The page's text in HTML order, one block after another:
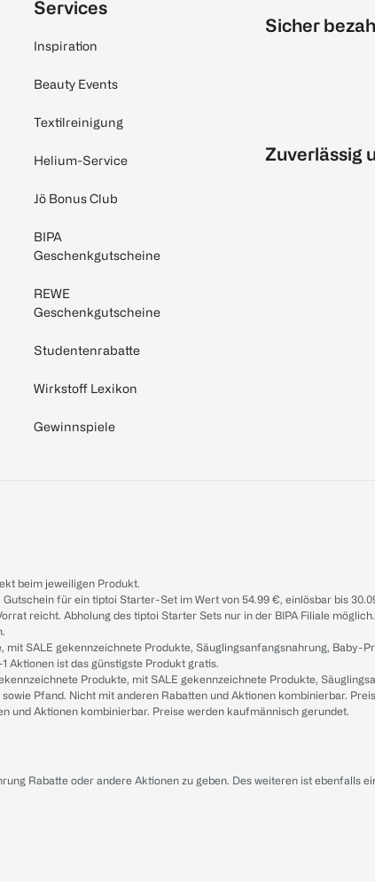
Services
Inspiration
Beauty Events
Textilreinigung
Helium-Service
Jö Bonus Club
BIPA
Geschenkgutscheine
REWE
Geschenkgutscheine
Studentenrabatte
Wirkstoff Lexikon
Gewinnspiele
Sicher
Zuverlässig
beim jeweiligen Produkt.
für ein tiptoi Starter-Set im Wert von 54.99 €, einlösbar bis
reicht. Abholung des tiptoi Starter Sets nur in der BIPA Filiale
mit SALE gekennzeichnete Produkte, Säuglingsanfangsnahrung,
Aktionen ist das günstigste Produkt gratis.
Produkte, mit SALE gekennzeichnete Produkte,
Pfand. Nicht mit anderen Rabatten und Aktionen kombinierbar.
und Aktionen kombinierbar. Preise werden kaufmännisch gerundet.
Rabatte oder andere Aktionen zu geben. Des weiteren ist ebenfalls